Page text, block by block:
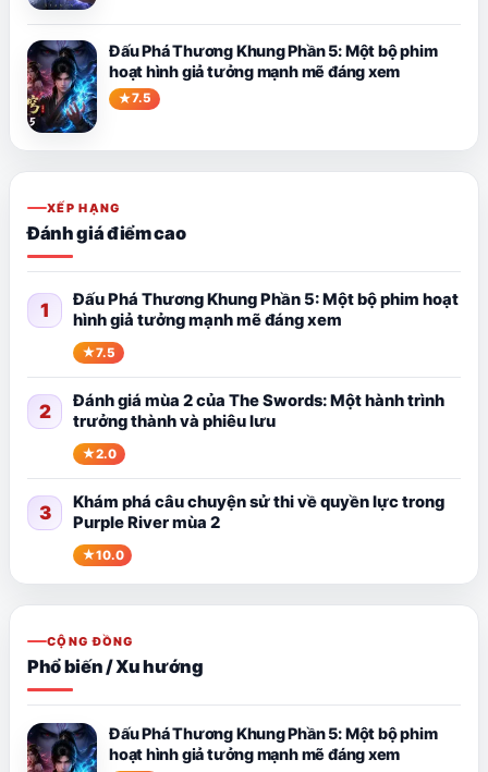
Đấu Phá Thương Khung Phần 5: Một bộ phim
hoạt hình giả tưởng mạnh mẽ đáng xem
7.5
XẾP HẠNG
Đánh giá điểm cao
1
Đấu Phá Thương Khung Phần 5: Một bộ phim hoạt
hình giả tưởng mạnh mẽ đáng xem
7.5
2
Đánh giá mùa 2 của The Swords: Một hành trình
trưởng thành và phiêu lưu
2.0
3
Khám phá câu chuyện sử thi về quyền lực trong
Purple River mùa 2
10.0
CỘNG ĐỒNG
Phổ biến / Xu hướng
Đấu Phá Thương Khung Phần 5: Một bộ phim
hoạt hình giả tưởng mạnh mẽ đáng xem